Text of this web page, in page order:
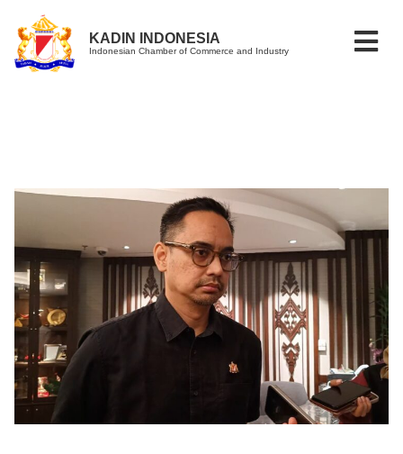
KADIN INDONESIA
Indonesian Chamber of Commerce and Industry